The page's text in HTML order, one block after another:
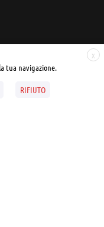
X
tua navigazione.
RIFIUTO